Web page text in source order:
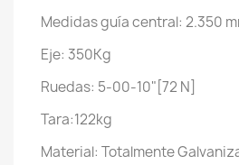
Medidas guía central: 2.350
Eje: 350Kg
Ruedas: 5-00-10"[72 N]
Tara:122kg
Material: Totalmente